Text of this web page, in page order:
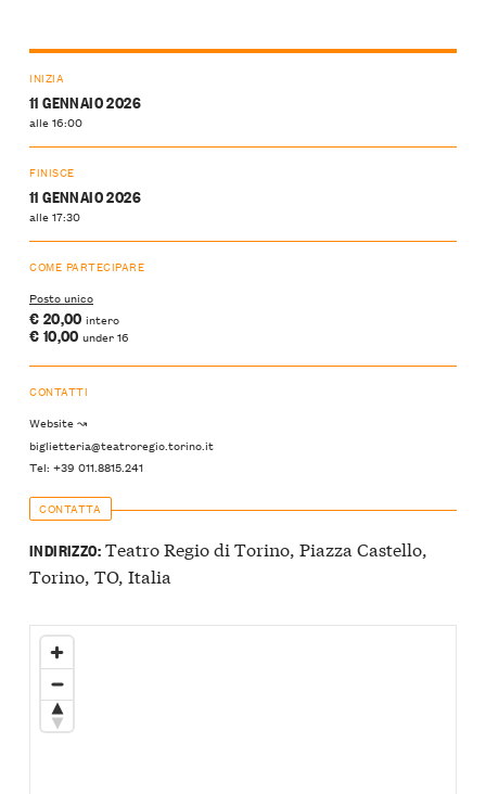
INIZIA
11 GENNAIO 2026
alle 16:00
FINISCE
11 GENNAIO 2026
alle 17:30
COME PARTECIPARE
Posto unico
€ 20,00 intero
€ 10,00 under 16
CONTATTI
Website ↝
biglietteria@teatroregio.torino.it
Tel: +39 011.8815.241
CONTATTA
INDIRIZZO:Teatro Regio di Torino, Piazza Castello,
Torino, TO, Italia